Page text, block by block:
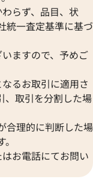
エルメス バステ
ス レザー W刻印
参考買取価格
らず、品目、状
統一査定基準に基づ
ますので、予めご
るお取引に適用さ
、取引を分割した場
合理的に判断した場
お電話にてお問い